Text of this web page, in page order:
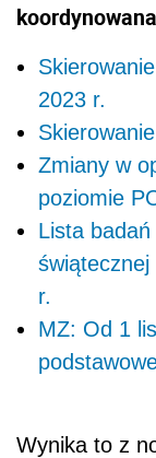
2023 r.
Zmiany w
poziomie
Lista
r.
MZ: Od 1
Wynika to z